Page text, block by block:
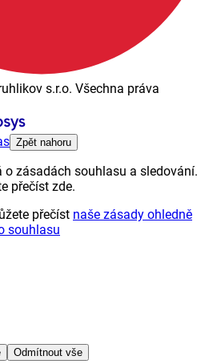
s.r.o. Všechna práva
Zpět nahoru
zásadách souhlasu a sledování.
přečíst zde.
přečíst naše zásady ohledně
souhlasu
Odmítnout vše